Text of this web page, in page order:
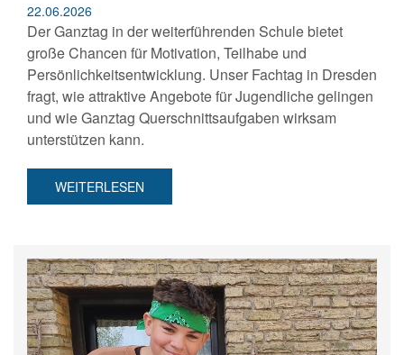
22.06.2026
Der Ganztag in der weiterführenden Schule bietet
große Chancen für Motivation, Teilhabe und
Persönlichkeitsentwicklung. Unser Fachtag in Dresden
fragt, wie attraktive Angebote für Jugendliche gelingen
und wie Ganztag Querschnittsaufgaben wirksam
unterstützen kann.
WEITERLESEN